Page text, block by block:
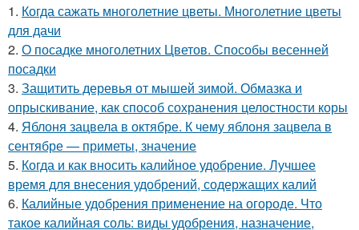
1. Когда сажать многолетние цветы. Многолетние цветы
для дачи
2. О посадке многолетних Цветов. Способы весенней
посадки
3. Защитить деревья от мышей зимой. Обмазка и
опрыскивание, как способ сохранения целостности коры
4. Яблоня зацвела в октябре. К чему яблоня зацвела в
сентябре — приметы, значение
5. Когда и как вносить калийное удобрение. Лучшее
время для внесения удобрений, содержащих калий
6. Калийные удобрения применение на огороде. Что
такое калийная соль: виды удобрения, назначение,